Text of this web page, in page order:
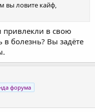
вы ловите кайф,
привлекли в свою
болезнь? Вы задёте
форума